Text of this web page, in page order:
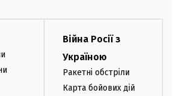
Війна Росії з
Україною
Ракетні обстріли
Карта бойових дій